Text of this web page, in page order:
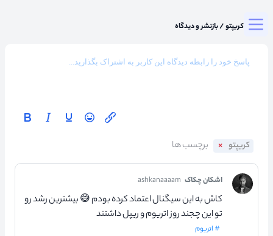
میزگرد کریپتو/بازنشر و دیدگاه
کریپتو
اشکان چکاک ashkanaaaam
کاش به این سیگنال اعتماد کرده بودم 😅 بیشترین رشد رو
تو این چجند روز اتریوم و ریپل داشتند
# اتریوم